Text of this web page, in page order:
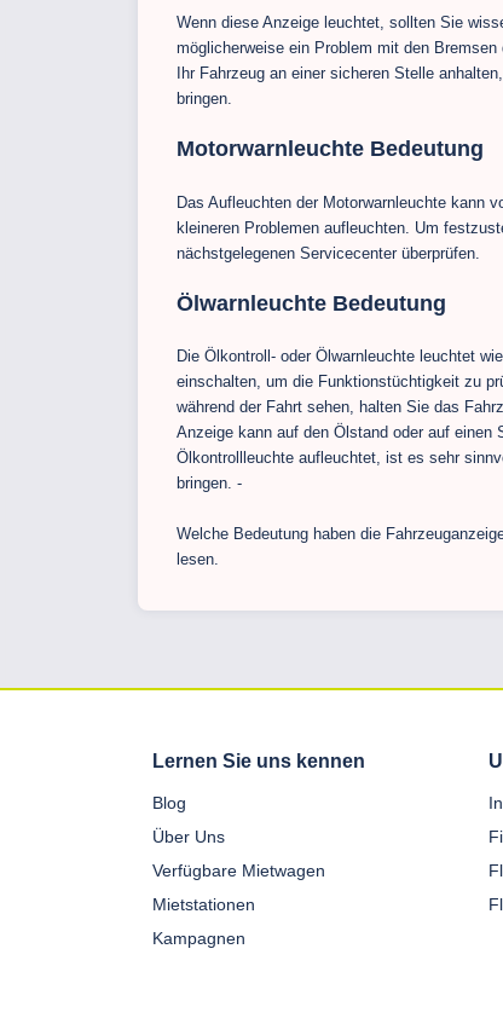
Wenn diese Anzeige leuchtet, sollten Sie
möglicherweise ein Problem mit den
Ihr Fahrzeug an einer sicheren Stelle
bringen.
Motorwarnleuchte Bedeutung
Das Aufleuchten der Motorwarnleuchte kann
kleineren Problemen aufleuchten. Um
nächstgelegenen Servicecenter überprüfen.
Ölwarnleuchte Bedeutung
Die Ölkontroll- oder Ölwarnleuchte leuchtet
einschalten, um die Funktionstüchtigkeit zu
während der Fahrt sehen, halten Sie das
Anzeige kann auf den Ölstand oder auf einen
Ölkontrollleuchte aufleuchtet, ist es sehr
bringen. -
Welche Bedeutung haben die
lesen.
Lernen Sie uns kennen
Blog
Über Uns
Verfügbare Mietwagen
Mietstationen
Kampagnen